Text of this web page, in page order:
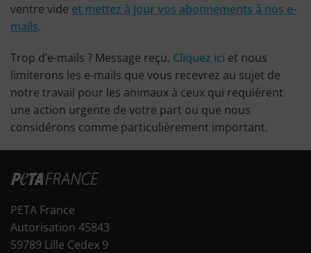
ventre vide et mettez à jour vos abonnements à nos e-
mails.
Trop d’e-mails ? Message reçu. Cliquez ici et nous
limiterons les e-mails que vous recevrez au sujet de
notre travail pour les animaux à ceux qui requièrent
une action urgente de votre part ou que nous
considérons comme particulièrement important.
PETA France
Autorisation 45843
59789 Lille Cedex 9